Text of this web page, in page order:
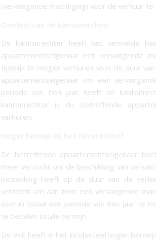
(vervangende machtiging) voor de verhuur te
Oordeel van de kantonrechter
De kantonrechter heeft het vermelde
appartementseigenaar een vervangende
tijdelijk te mogen verhuren voor de duur
appartementseigenaar om een
periode van tien jaar heeft de
kantonrechter is de betreffende
verhuren.
Hoger beroep bij het Gerechtshof
De betreffende appartementseigenaar
meer verzocht om de beschikking van de
betrekking heeft op de duur van de
verzocht om aan hem een vervangende
voor in totaal een periode van tien jaar te
te bepalen totale termijn.
De VvE heeft in het incidenteel hoger